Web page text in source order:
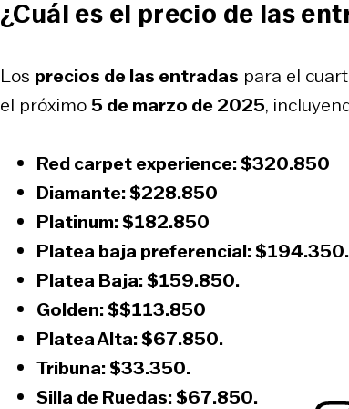
¿Cuál es el precio de las
Los precios de las entradas para el
el próximo 5 de marzo de 2025,
Red carpet experience:$320.850
Diamante:$228.850
Platinum:$182.850
Platea baja preferencial:$194.350.
Platea Baja:$159.850.
Golden:$$113.850
Platea Alta:$67.850.
Tribuna:$33.350.
Silla de Ruedas:$67.850.